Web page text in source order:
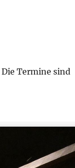
Termine sind